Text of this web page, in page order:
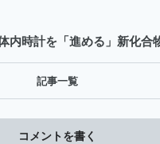
内時計を「進める」新化
記事一覧
コメントを書く